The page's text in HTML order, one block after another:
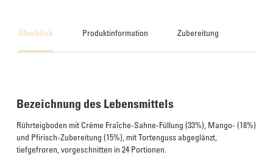
Überblick Produktinformation Zubereitung
Bezeichnung des Lebensmittels
Rührteigboden mit Crème Fraîche-Sahne-Füllung (33%), Mango- (18%)
und Pfirisch-Zubereitung (15%), mit Tortenguss abgeglänzt,
tiefgefroren, vorgeschnitten in 24 Portionen.